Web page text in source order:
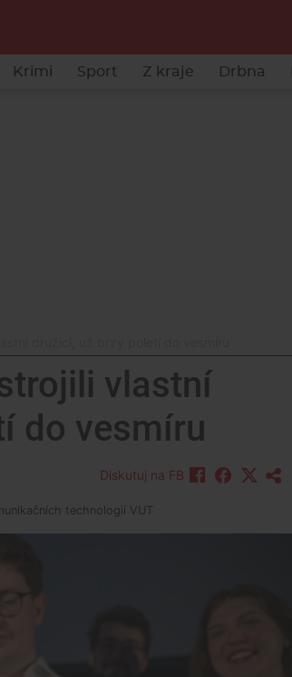
Krimi Sport Z kraje Drbna
vlastní
do vesmíru
Diskutuj na FB
technologií VUT